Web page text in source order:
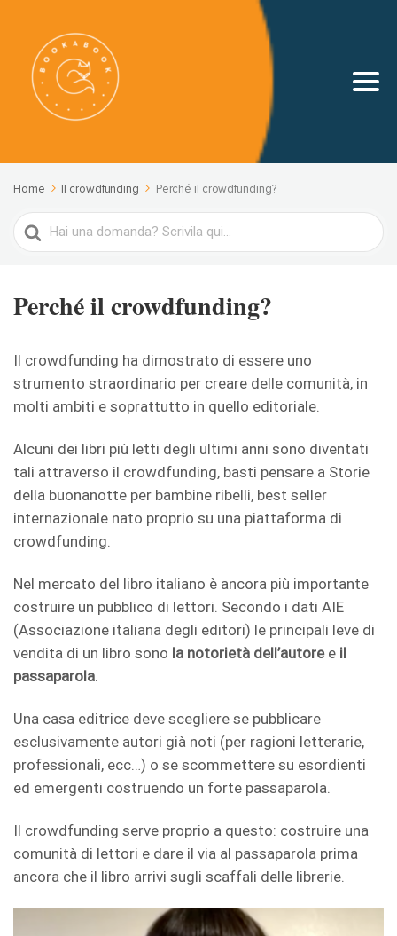
Home Il crowdfunding Perché il crowdfunding?
Search
For
Perché il crowdfunding?
Il crowdfunding ha dimostrato di essere uno
strumento straordinario per creare delle comunità, in
molti ambiti e soprattutto in quello editoriale.
Alcuni dei libri più letti degli ultimi anni sono diventati
tali attraverso il crowdfunding, basti pensare a Storie
della buonanotte per bambine ribelli, best seller
internazionale nato proprio su una piattaforma di
crowdfunding.
Nel mercato del libro italiano è ancora più importante
costruire un pubblico di lettori. Secondo i dati AIE
(Associazione italiana degli editori) le principali leve di
vendita di un libro sono la notorietà dell’autoree il
passaparola.
Una casa editrice deve scegliere se pubblicare
esclusivamente autori già noti (per ragioni letterarie,
professionali, ecc…) o se scommettere su esordienti
ed emergenti costruendo un forte passaparola.
Il crowdfunding serve proprio a questo: costruire una
comunità di lettori e dare il via al passaparola prima
ancora che il libro arrivi sugli scaffali delle librerie.